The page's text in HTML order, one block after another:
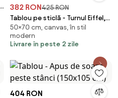
382 RON425 RON
Tablou pe sticlă - Turnul Eiffel,
Paris, Franța (70x50 cm)
50×70 cm, canvas, în stil
modern
Livrare în peste 2 zile
404 RON